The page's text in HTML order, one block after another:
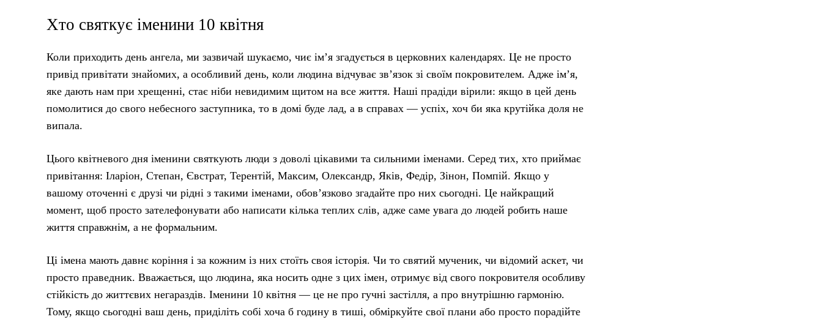
Хто святкує іменини 10 квітня
Коли приходить день ангела, ми зазвичай шукаємо, чиє ім’я згадується в церковних календарях. Це не просто
привід привітати знайомих, а особливий день, коли людина відчуває зв’язок зі своїм покровителем. Адже ім’я,
яке дають нам при хрещенні, стає ніби невидимим щитом на все життя. Наші прадіди вірили: якщо в цей день
помолитися до свого небесного заступника, то в домі буде лад, а в справах — успіх, хоч би яка крутійка доля не
випала.
Цього квітневого дня іменини святкують люди з доволі цікавими та сильними іменами. Серед тих, хто приймає
привітання: Іларіон, Степан, Євстрат, Терентій, Максим, Олександр, Яків, Федір, Зінон, Помпій. Якщо у
вашому оточенні є друзі чи рідні з такими іменами, обов’язково згадайте про них сьогодні. Це найкращий
момент, щоб просто зателефонувати або написати кілька теплих слів, адже саме увага до людей робить наше
життя справжнім, а не формальним.
Ці імена мають давнє коріння і за кожним із них стоїть своя історія. Чи то святий мученик, чи відомий аскет, чи
просто праведник. Вважається, що людина, яка носить одне з цих імен, отримує від свого покровителя особливу
стійкість до життєвих негараздів. Іменини 10 квітня — це не про гучні застілля, а про внутрішню гармонію.
Тому, якщо сьогодні ваш день, приділіть собі хоча б годину в тиші, обміркуйте свої плани або просто порадійте